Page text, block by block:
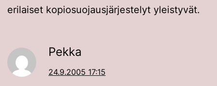
erilaiset kopiosuojausjärjestelyt yleistyvät.
Pekka
24.9.2005 17:15